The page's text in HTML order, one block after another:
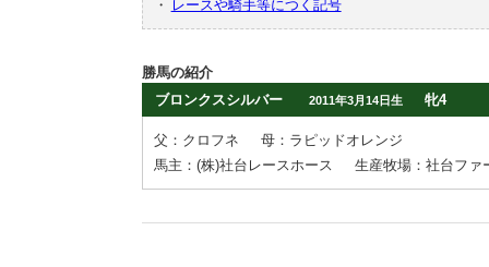
・
レースや騎手等につく記号
勝馬の紹介
ブロンクスシルバー
2011年3月14日生 牝4
父：クロフネ
母：ラピッドオレンジ
馬主：(株)社台レースホース
生産牧場：社台ファ